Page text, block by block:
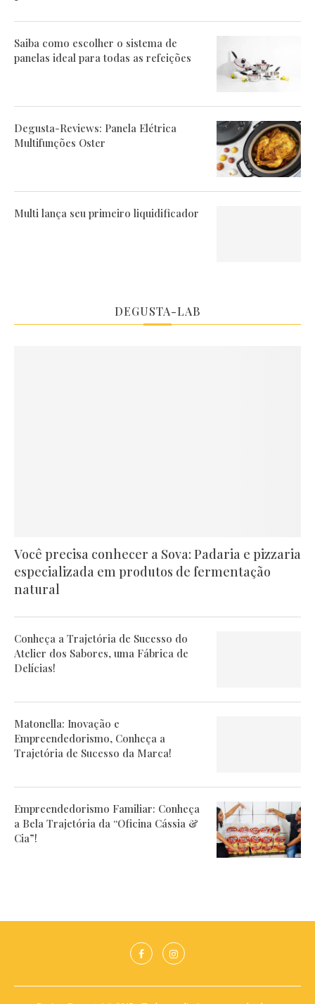
Saiba como escolher o sistema de
panelas ideal para todas as refeições
Degusta-Reviews: Panela Elétrica
Multifunções Oster
Multi lança seu primeiro liquidificador
DEGUSTA-LAB
Você precisa conhecer a Sova: Padaria e pizzaria
especializada em produtos de fermentação
natural
Conheça a Trajetória de Sucesso do
Atelier dos Sabores, uma Fábrica de
Delícias!
Matonella: Inovação e
Empreendedorismo, Conheça a
Trajetória de Sucesso da Marca!
Empreendedorismo Familiar: Conheça
a Bela Trajetória da “Oficina Cássia &
Cia”!